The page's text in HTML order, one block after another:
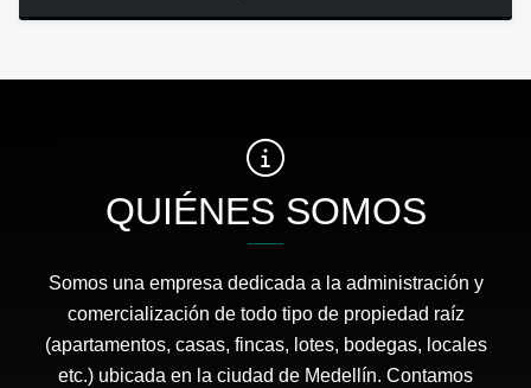
QUIÉNES SOMOS
Somos una empresa dedicada a la administración y
comercialización de todo tipo de propiedad raíz
(apartamentos, casas, fincas, lotes, bodegas, locales
etc.) ubicada en la ciudad de Medellín. Contamos